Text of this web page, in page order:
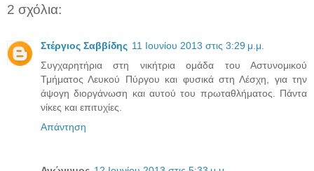
2 σχόλια:
Στέργιος Σαββίδης 11 Ιουνίου 2013 στις 3:29 μ.μ.
Συγχαρητήρια στη νικήτρια ομάδα του Αστυνομικού
Τμήματος Λευκού Πύργου και φυσικά στη Λέσχη, για την
άψογη διοργάνωση και αυτού του πρωταθλήματος. Πάντα
νίκες και επιτυχίες.
Απάντηση